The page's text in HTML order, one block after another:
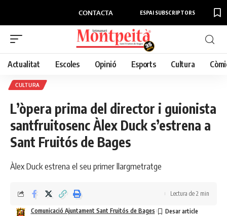
CONTACTA ESPAI SUBSCRIPTORS
Actualitat Escoles Opinió Esports Cultura
CULTURA
L’òpera prima del director i guionista
santfruitosenc Àlex Duck s’estrena a
Sant Fruitós de Bages
Àlex Duck estrena el seu primer llargmetratge
Comunicació Ajuntament Sant Fruitós de Bages
Lectura de 2 min